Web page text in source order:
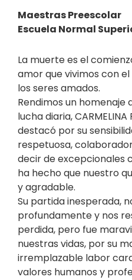
Maestras Preescolar
Escuela Normal
La muerte es el
amor que vivimos con
los seres amados.
Rendimos un
lucha diaria,
destacó por su
respetuosa,
decir de excepcionales
ha hecho que nuestro
y agradable.
Su partida inesperada,
profundamente y nos
perdida, pero fue
nuestras vidas, por su
irremplazable labor
valores humanos y